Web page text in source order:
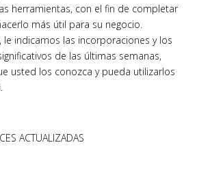
herramientas, con el fin de completar
más útil para su negocio.
le indicamos las incorporaciones y los
de las últimas semanas,
usted los conozca y pueda utilizarlos
ACTUALIZADAS